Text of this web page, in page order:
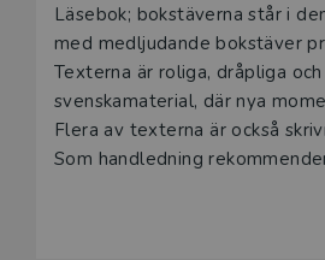
Läsebok; bokstäverna står i
med medljudande bokstäver
Texterna är roliga, dråpliga
svenskamaterial, där nya
Flera av texterna är också